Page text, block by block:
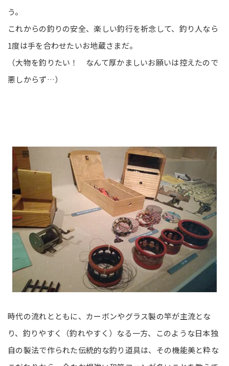
う。
これからの釣りの安全、楽しい釣行を祈念して、釣り人なら
1度は手を合わせたいお地蔵さまだ。
（大物を釣りたい！ なんて厚かましいお願いは控えたので
悪しからず…）
時代の流れとともに、カーボンやグラス製の竿が主流とな
り、釣りやすく（釣れやすく）なる一方、このような日本独
自の製法で作られた伝統的な釣り道具は、その機能美と粋な